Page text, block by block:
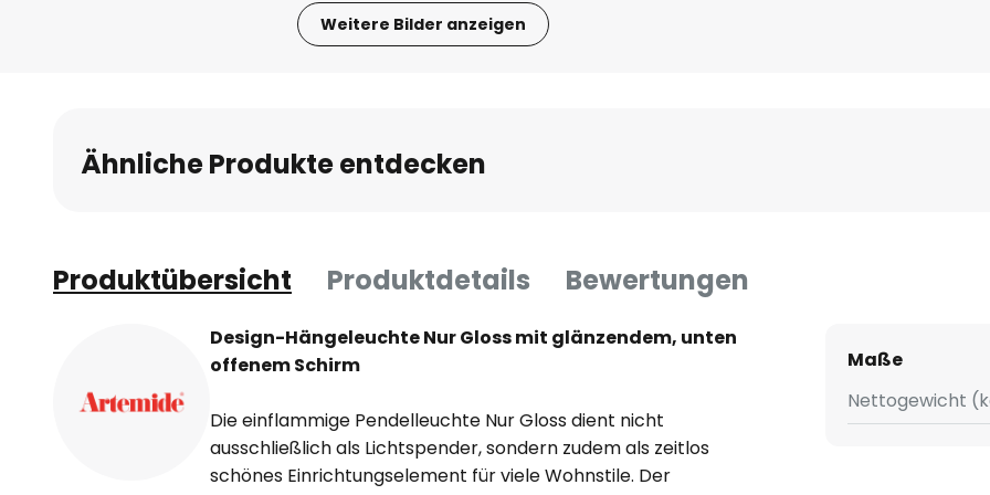
Weitere Bilder anzeigen
Bildgalerie
springen
Ähnliche Produkte entdecken
Produktübersicht Produktdetails Bewertungen
Design-Hängeleuchte Nur Gloss mit glänzendem, unten
offenem Schirm
Die einflammige Pendelleuchte Nur Gloss dient nicht
ausschließlich als Lichtspender, sondern zudem als zeitlos
schönes Einrichtungselement für viele Wohnstile. Der
Maße
Nettogewicht